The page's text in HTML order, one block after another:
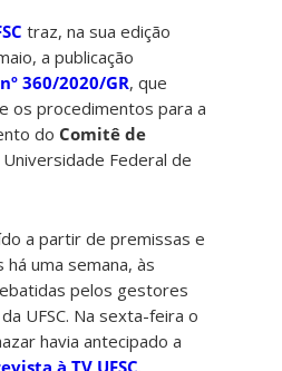
traz, na sua edição
a publicação
360/2020/GR, que
os procedimentos para a
do Comitê de
Universidade Federal de
a partir de premissas e
uma semana, às
pelos gestores
UFSC. Na sexta-feira o
havia antecipado a
à TV UFSC.